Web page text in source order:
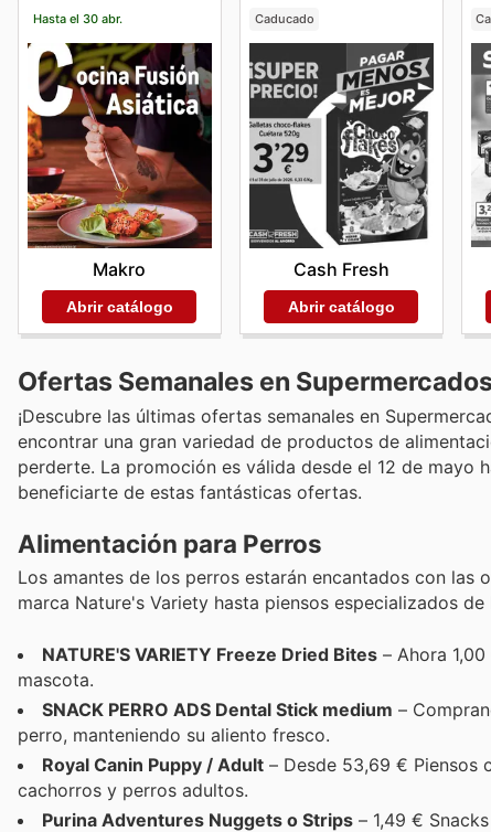
Hasta el 30 abr.
Makro
Abrir catálogo
Caducado
Cash Fresh
Abrir catálogo
Ofertas Semanales en
¡Descubre las últimas ofertas semanales en
encontrar una gran variedad de productos de
perderte. La promoción es válida desde el 12 de mayo
beneficiarte de estas fantásticas ofertas.
Alimentación para Perros
Los amantes de los perros estarán encantados con
marca Nature's Variety hasta piensos especializados
NATURE'S VARIETY Freeze Dried Bites – Ahora
mascota.
SNACK PERRO ADS Dental Stick medium –
perro, manteniendo su aliento fresco.
Royal Canin Puppy / Adult – Desde 53,69 € Piensos
cachorros y perros adultos.
Purina Adventures Nuggets o Strips – 1,49 €